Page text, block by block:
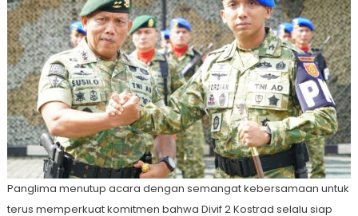
Panglima menutup acara dengan semangat kebersamaan untuk
terus memperkuat komitmen bahwa Divif 2 Kostrad selalu siap